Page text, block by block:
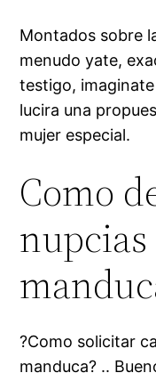
Montados sobre
menudo yate,
testigo,
lucira una
mujer especial.
Como
?Como solicitar
manduca? ..